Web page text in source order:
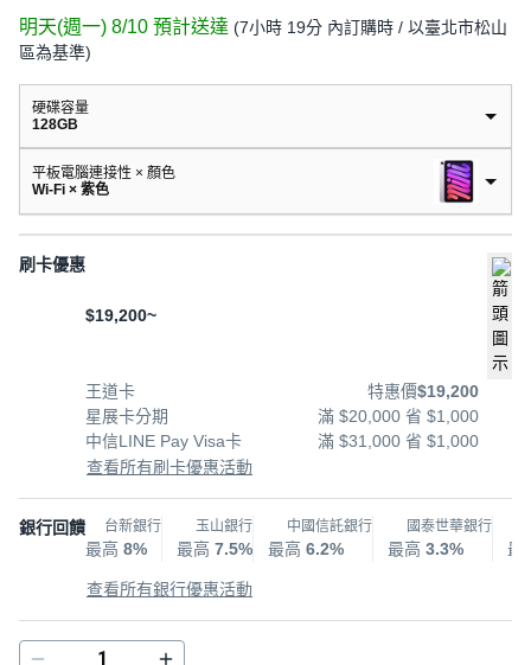
明天(週一) 8/10 預計送達 (7小時 19分 內訂購時 / 以臺北市松山
區為基準)
硬碟容量
128GB
平板電腦連接性 × 顏色
Wi-Fi × 紫色
刷卡優惠
$19,200~
王道卡 特惠價$19,200
星展卡分期
滿 $20,000 省 $1,000
中信LINE Pay Visa卡
滿 $31,000 省 $1,000
查看所有刷卡優惠活動
銀行回饋 台新銀行
最高 8%
玉山銀行
最高 7.5%
中國信託銀行
最高 6.2%
國泰世華銀行
最高 3.3% 最
查看所有銀行優惠活動